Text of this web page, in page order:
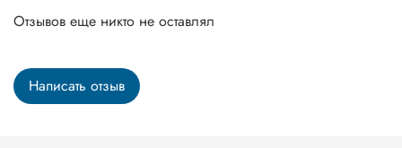
Отзывов еще никто не оставлял
Написать отзыв